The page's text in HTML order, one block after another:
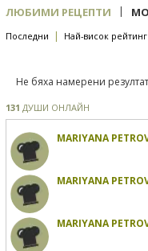
ЛЮБИМИ РЕЦЕПТИ |
Последни | Най-висок рейтинг
Не бяха намерени
131 ДУШИ ОНЛАЙН
MARIYANA
MARIYANA
MARIYANA